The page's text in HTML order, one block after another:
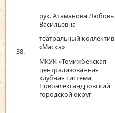
38.
рук. Атаманова Любовь
Васильевна
театральный коллектив
«Маска»
МКУК «Темижбекская
централизованная
клубная система,
Новоалександровский
городской округ